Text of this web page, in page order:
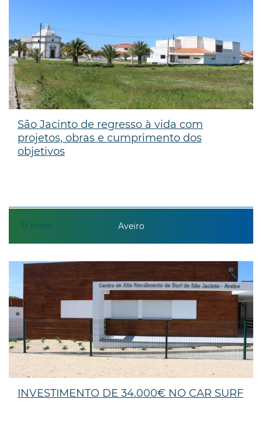
31 maio
São Jacinto de regresso à vida com
projetos, obras e cumprimento dos
objetivos
Aveiro
INVESTIMENTO DE 34.000€ NO CAR SURF